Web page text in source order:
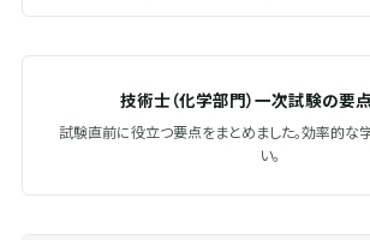
技術士（化学部門）一次試験の要
試験直前に役立つ要点をまとめました。効率的な
い。